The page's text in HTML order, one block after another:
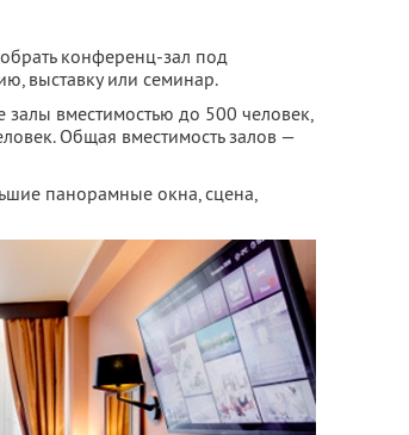
конференц-зал под
выставку или семинар.
вместимостью до 500 человек,
Общая вместимость залов —
панорамные окна, сцена,